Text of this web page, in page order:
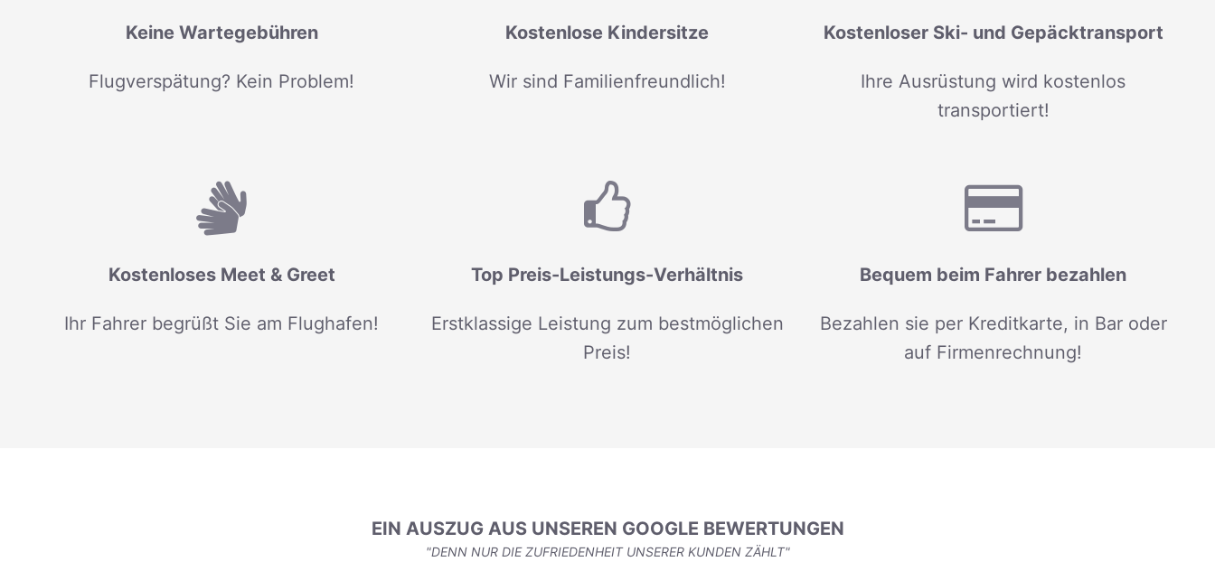
Keine Wartegebühren
Flugverspätung? Kein Problem!
Kostenlose Kindersitze
Wir sind Familienfreundlich!
Kostenloser Ski- und Gepäcktransport
Ihre Ausrüstung wird kostenlos
transportiert!
Kostenloses Meet & Greet
Ihr Fahrer begrüßt Sie am Flughafen!
Top Preis-Leistungs-Verhältnis
Erstklassige Leistung zum bestmöglichen
Preis!
Bequem beim Fahrer bezahlen
Bezahlen sie per Kreditkarte, in Bar oder
auf Firmenrechnung!
EIN AUSZUG AUS UNSEREN GOOGLE BEWERTUNGEN
"DENN NUR DIE ZUFRIEDENHEIT UNSERER KUNDEN ZÄHLT"